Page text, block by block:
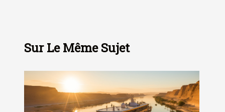
Sur Le Même Sujet